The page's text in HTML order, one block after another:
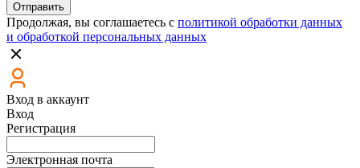
Отправить
Продолжая, вы соглашаетесь с политикой обработки данных
и обработкой персональных данных
Вход в аккаунт
Вход
Регистрация
Электронная почта